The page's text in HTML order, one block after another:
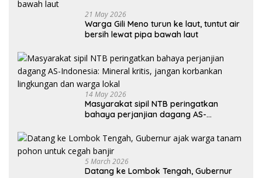
21 May 2026
Warga Gili Meno turun ke laut, tuntut air
bersih lewat pipa bawah laut
14 May 2026
Masyarakat sipil NTB peringatkan
bahaya perjanjian dagang AS-
korbankan lingkungan dan warga lokal
5 March 2026
Datang ke Lombok Tengah, Gubernur